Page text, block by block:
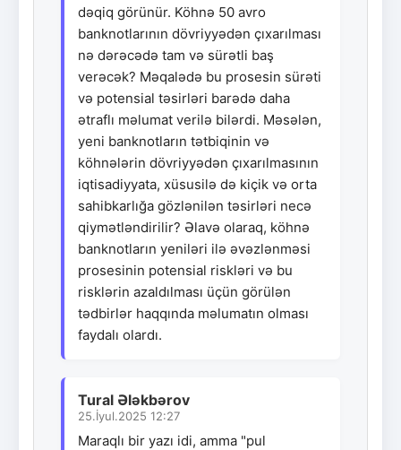
dəqiq görünür. Köhnə 50 avro
banknotlarının dövriyyədən çıxarılması
nə dərəcədə tam və sürətli baş
verəcək? Məqalədə bu prosesin sürəti
və potensial təsirləri barədə daha
ətraflı məlumat verilə bilərdi. Məsələn,
yeni banknotların tətbiqinin və
köhnələrin dövriyyədən çıxarılmasının
iqtisadiyyata, xüsusilə də kiçik və orta
sahibkarlığa gözlənilən təsirləri necə
qiymətləndirilir? Əlavə olaraq, köhnə
banknotların yeniləri ilə əvəzlənməsi
prosesinin potensial riskləri və bu
risklərin azaldılması üçün görülən
tədbirlər haqqında məlumatın olması
faydalı olardı.
Tural Ələkbərov
25.İyul.2025 12:27
Maraqlı bir yazı idi, amma "pul